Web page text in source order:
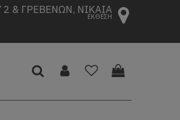
& ΓΡΕΒΕΝΩΝ, ΝΙΚΑΙΑ
ΕΚΘΕΣΗ